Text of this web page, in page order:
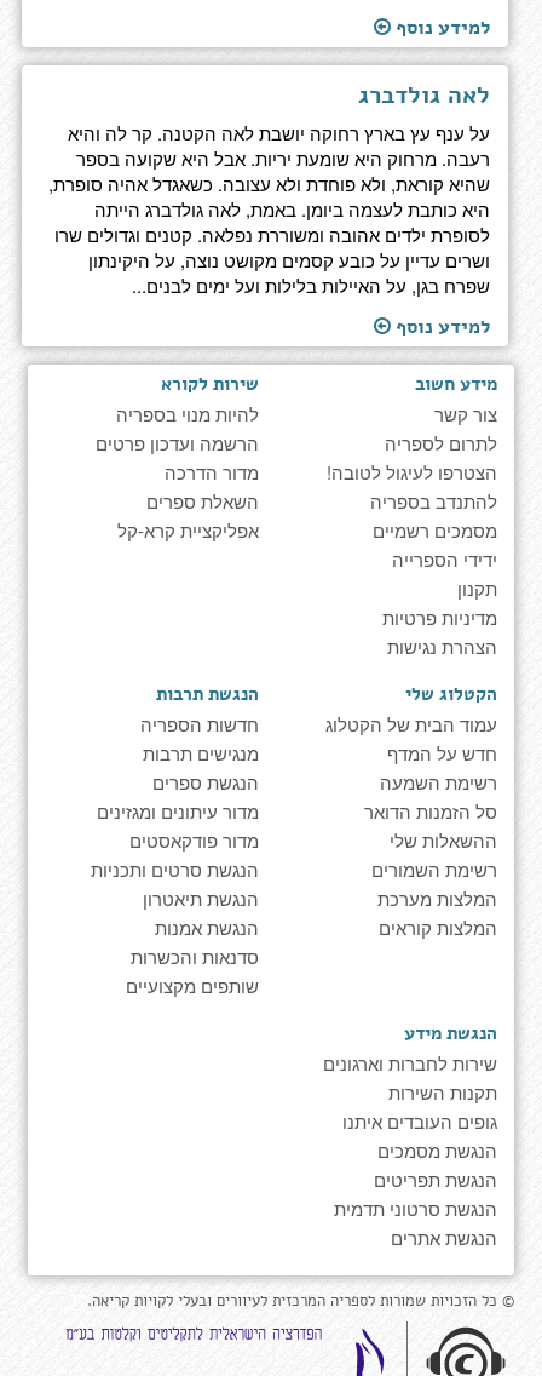
למידע נוסף
לאה גולדברג
על ענף עץ בארץ רחוקה יושבת לאה הקטנה. קר לה והיא
רעבה. מרחוק היא שומעת יריות. אבל היא שקועה בספר
שהיא קוראת, ולא פוחדת ולא עצובה. כשאגדל אהיה סופרת,
היא כותבת לעצמה ביומן. באמת, לאה גולדברג הייתה
לסופרת ילדים אהובה ומשוררת נפלאה. קטנים וגדולים שרו
ושרים עדיין על כובע קסמים מקושט נוצה, על היקינתון
שפרח בגן, על האיילות בלילות ועל ימים לבנים...
למידע נוסף
מידע חשוב
צור קשר
לתרום לספריה
הצטרפו לעיגול לטובה!
להתנדב בספריה
מסמכים רשמיים
ידידי הספרייה
תקנון
מדיניות פרטיות
הצהרת נגישות
שירות לקורא
להיות מנוי בספריה
הרשמה ועדכון פרטים
מדור הדרכה
השאלת ספרים
אפליקציית קרא-קל
הקטלוג שלי
עמוד הבית של הקטלוג
חדש על המדף
רשימת השמעה
סל הזמנות הדואר
ההשאלות שלי
רשימת השמורים
המלצות מערכת
המלצות קוראים
הנגשת תרבות
חדשות הספריה
מנגישים תרבות
הנגשת ספרים
מדור עיתונים ומגזינים
מדור פודקאסטים
הנגשת סרטים ותכניות
הנגשת תיאטרון
הנגשת אמנות
סדנאות והכשרות
שותפים מקצועיים
הנגשת מידע
שירות לחברות וארגונים
תקנות השירות
גופים העובדים איתנו
הנגשת מסמכים
הנגשת תפריטים
הנגשת סרטוני תדמית
הנגשת אתרים
© כל הזכויות שמורות לספריה המרכזית לעיוורים ובעלי לקויות קריאה.